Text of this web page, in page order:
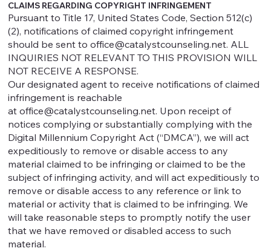
CLAIMS REGARDING COPYRIGHT INFRINGEMENT
Pursuant to Title 17, United States Code, Section 512(c)
(2), notifications of claimed copyright infringement
should be sent tooffice@catalystcounseling.net. ALL
INQUIRIES NOT RELEVANT TO THIS PROVISION WILL
NOT RECEIVE A RESPONSE.
Our designated agent to receive notifications of claimed
infringement is reachable
atoffice@catalystcounseling.net. Upon receipt of
notices complying or substantially complying with the
Digital Millennium Copyright Act (“DMCA”), we will act
expeditiously to remove or disable access to any
material claimed to be infringing or claimed to be the
subject of infringing activity, and will act expeditiously to
remove or disable access to any reference or link to
material or activity that is claimed to be infringing. We
will take reasonable steps to promptly notify the user
that we have removed or disabled access to such
material.